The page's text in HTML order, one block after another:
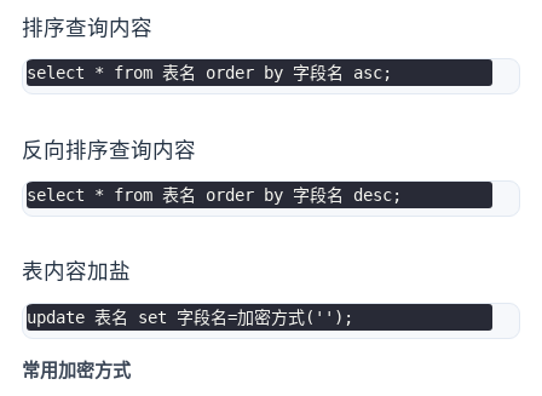
排序查询内容
select * from 表名 order by 字段名 asc;
反向排序查询内容
select * from 表名 order by 字段名 desc;
表内容加盐
update 表名 set 字段名=加密方式( '' ) ;
常用加密方式